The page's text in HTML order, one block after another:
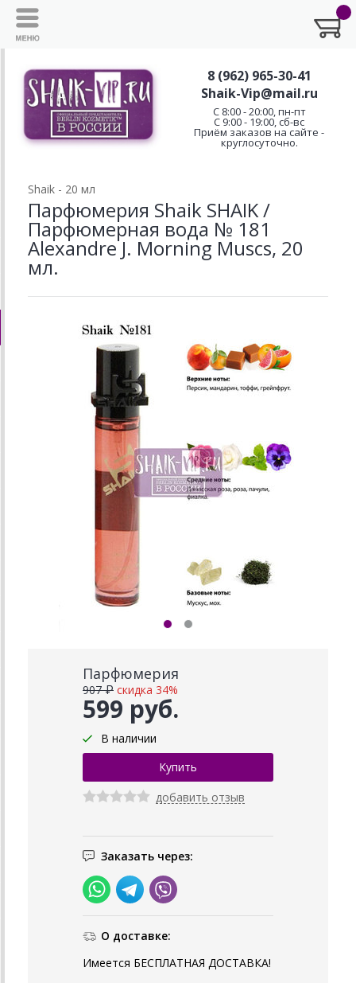
8 (962) 965-30-41
Shaik-Vip@mail.ru
C 8:00 - 20:00, пн-пт
С 9:00 - 19:00, сб-вс
Приём заказов на сайте -
круглосуточно.
Shaik - 20 мл
Парфюмерия Shaik SHAIK /
Парфюмерная вода № 181
Alexandre J. Morning Muscs, 20
мл.
Парфюмерия
599 руб.
907 ₽ скидка 34%
В наличии
добавить отзыв
Заказать через:
О доставке:
Имеется БЕСПЛАТНАЯ ДОСТАВКА!